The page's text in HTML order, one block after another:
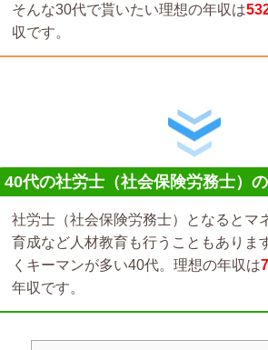
そんな30代で貰いたい理想の年収は
収です。
40代の社労士（社会保険労務士）
社労士（社会保険労務士）となるとマ
育成など人材教育も行うこともありま
くキーマンが多い40代。理想の年収は
年収です。